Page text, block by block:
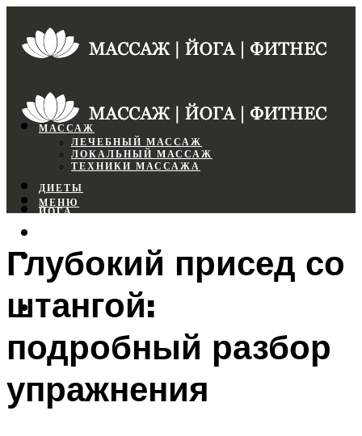
МАССАЖ
ЛЕЧЕБНЫЙ МАССАЖ
ЛОКАЛЬНЫЙ МАССАЖ
ТЕХНИКИ МАССАЖА
ДИЕТЫ
ЙОГА
ФИТНЕС
МЕНЮ
МЕНЮ
Глубокий присед со
штангой:
подробный разбор
упражнения